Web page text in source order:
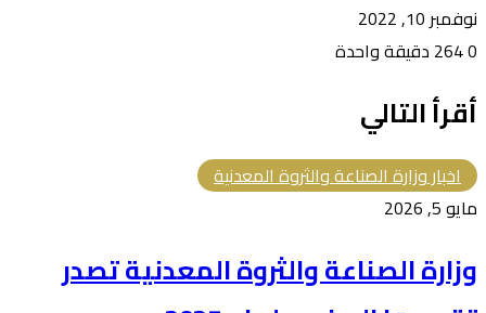
نوفمبر 10, 2022
0
دقيقة واحدة
أقرأ التالي
اخبار وزارة الصناعة والثروة المعدنية
مايو 5, 2026
وزارة ⁧الصناعة والثروة المعدنية⁩ تصدر